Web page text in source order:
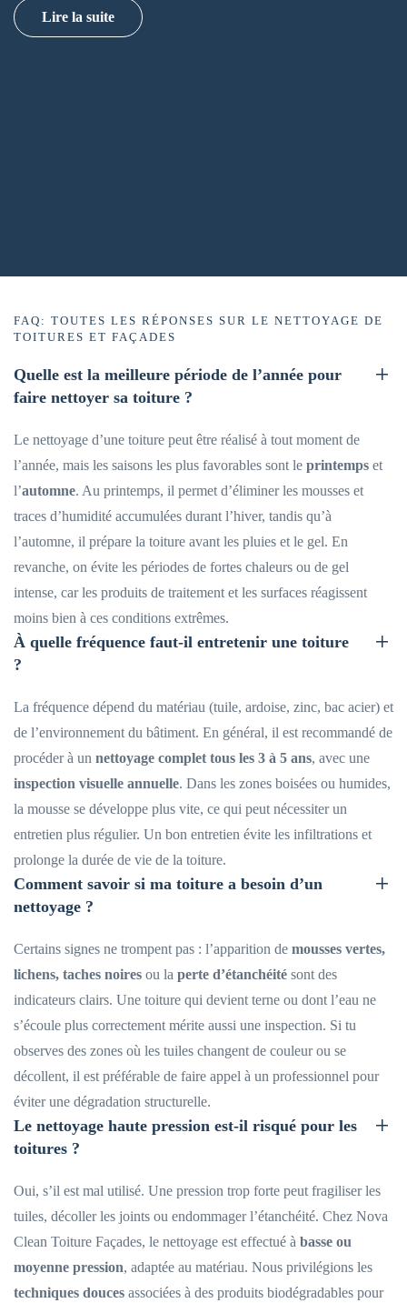
Lire la suite
FAQ: TOUTES LES RÉPONSES SUR LE NETTOYAGE DE
TOITURES ET FAÇADES
Quelle est la meilleure période de l’année pour
faire nettoyer sa toiture ?
Le nettoyage d’une toiture peut être réalisé à tout moment de
l’année, mais les saisons les plus favorables sont le printemps et
l’automne. Au printemps, il permet d’éliminer les mousses et
traces d’humidité accumulées durant l’hiver, tandis qu’à
l’automne, il prépare la toiture avant les pluies et le gel. En
revanche, on évite les périodes de fortes chaleurs ou de gel
intense, car les produits de traitement et les surfaces réagissent
moins bien à ces conditions extrêmes.
À quelle fréquence faut-il entretenir une toiture
?
La fréquence dépend du matériau (tuile, ardoise, zinc, bac acier) et
de l’environnement du bâtiment. En général, il est recommandé de
procéder à un nettoyage complet tous les 3 à 5 ans, avec une
inspection visuelle annuelle. Dans les zones boisées ou humides,
la mousse se développe plus vite, ce qui peut nécessiter un
entretien plus régulier. Un bon entretien évite les infiltrations et
prolonge la durée de vie de la toiture.
Comment savoir si ma toiture a besoin d’un
nettoyage ?
Certains signes ne trompent pas : l’apparition de mousses vertes,
lichens, taches noires ou la perte d’étanchéité sont des
indicateurs clairs. Une toiture qui devient terne ou dont l’eau ne
s’écoule plus correctement mérite aussi une inspection. Si tu
observes des zones où les tuiles changent de couleur ou se
décollent, il est préférable de faire appel à un professionnel pour
éviter une dégradation structurelle.
Le nettoyage haute pression est-il risqué pour les
toitures ?
Oui, s’il est mal utilisé. Une pression trop forte peut fragiliser les
tuiles, décoller les joints ou endommager l’étanchéité. Chez Nova
Clean Toiture Façades, le nettoyage est effectué à basse ou
moyenne pression, adaptée au matériau. Nous privilégions les
techniques douces associées à des produits biodégradables pour